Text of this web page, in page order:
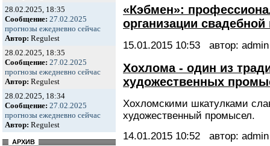
28.02.2025, 18:35
Сообщение: 27.02.2025
прогнозы ежедневно сейчас
Автор: Regulest
28.02.2025, 18:35
Сообщение: 27.02.2025
прогнозы ежедневно сейчас
Автор: Regulest
28.02.2025, 18:34
Сообщение: 27.02.2025
прогнозы ежедневно сейчас
Автор: Regulest
АРХИВ
«Кэбмен»:
организации
15.01.2015 10:53 автор: admin
Хохлома - один из
художественных
Хохломскими шкатулками
художественный промысел.
14.01.2015 10:52 автор: admin